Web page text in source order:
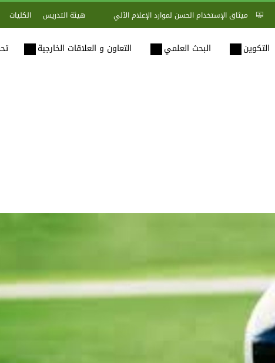
ميثاق الإستخدام الحسن لموارد الإعلام الآلي هيئة التدريس الكليات
التكوين البحث العلمي التعاون و العلاقات الخارجية